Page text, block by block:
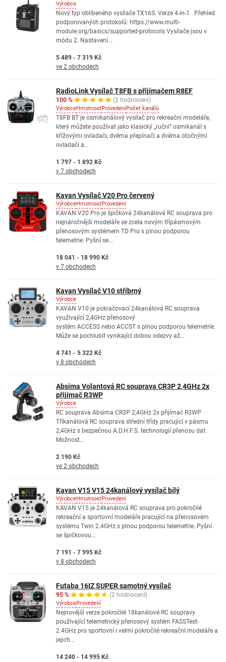
Výrobce
Nový typ oblíbeného vysílače TX16S. Verze 4-in-1 Přehled
podporovaných protokolů: https://www.multi-
module.org/basics/supported-protocols Vysílače jsou v
módu 2. Nastavení...
5 489 - 7 319 Kč
ve 2 obchodech
RadioLink Vysílač T8FB s přijímačem R8EF
100 % (2 hodnocení)
VýrobceHmotnostProvedeníPočet kanálů
T8FB BT je osmikanálový vysílač pro rekreační modeláře,
který můžete používat jako klasický „ruční“ osmikanál s
křížovými ovladači, dvěma přepínači a dvěma otočnými
ovladači a...
1 797 - 1 892 Kč
v 7 obchodech
Kavan Vysílač V20 Pro červený
VýrobceHmotnostProvedení
KAVAN V20 Pro je špičková 24kanálová RC souprava pro
nejnáročnější modeláře se zcela novým třípásmovým
přenosovým systémem TD Pro s plnou podporou
telemetrie. Pyšní se...
18 041 - 18 990 Kč
v 7 obchodech
Kavan Vysílač V10 stříbrný
Výrobce
KAVAN V10 je pokračovací 24kanálová RC souprava
využívající 2,4GHz přenosový
systém ACCESS nebo ACCST s plnou podporou telemetrie.
Může se pochlubit vynikající dobou odezvy až...
4 741 - 5 322 Kč
v 8 obchodech
Absima Volantová RC souprava CR3P 2,4GHz 2x
přijímač R3WP
Výrobce
RC souprava Absima CR3P 2,4GHz 2x přijímač R3WP
Tříkanálová RC souprava střední třídy pracující v pásmu
2,4GHz s bezpečnou A.D.H.F.S. technologií přenosu dat.
Možnost...
2 190 Kč
ve 2 obchodech
Kavan V15 V15 24kanálový vysílač bílý
VýrobceHmotnostProvedení
KAVAN V15 je 24kanálová RC souprava pro pokročilé
rekreační a sportovní modeláře pracující na přenosovém
systému Twin 2.4GHz s plnou podporou telemetrie. Pyšní
se špičkovou...
7 191 - 7 995 Kč
v 8 obchodech
Futaba 16IZ SUPER samotný vysílač
95 % (2 hodnocení)
VýrobceProvedení
Nejnovější verze pokročilé 18kanálové RC soupravy
používající telemetrický přenosový systém FASSTest-
2.4GHz pro sportovní i velmi pokročilé rekreační modeláře a
jejich...
14 240 - 14 995 Kč